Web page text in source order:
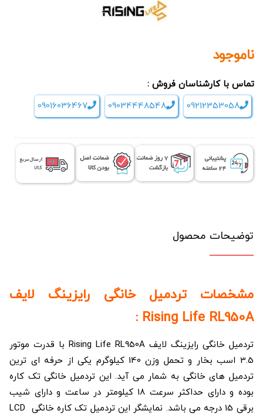
ناموجود
تماس با کارشناسان فروش :
09212353058
09034448548
09016036467
توضیحات محصول
مشخصات تردمیل خانگی رایزینگ لایف
Rising Life RL950A :
تردمیل خانگی رایزینگ لایف Rising Life RL950A با قدرت موتور
3.5 اسب بخار و تحمل وزن 140 کیلوگرم یکی از حرفه ای ترین
تردمیل های خانگی به شمار می آید. این تردمیل خانگی تک کاره
بوده و دارای حداکثر سرعت 18 کیلومتر در ساعت و دارای شیب
برقی 15 درجه می باشد. نمایشگر این تردمیل تک کاره خانگی LCD